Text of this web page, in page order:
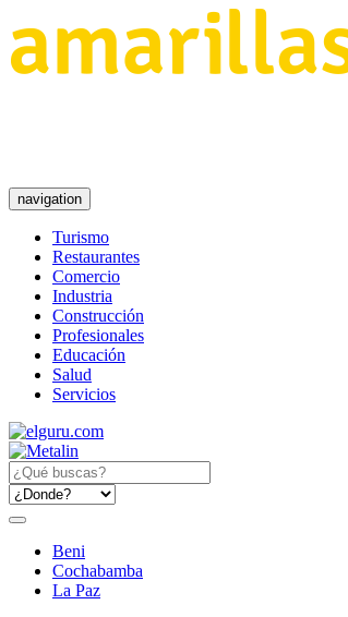
navigation
Turismo
Restaurantes
Comercio
Industria
Construcción
Profesionales
Educación
Salud
Servicios
Beni
Cochabamba
La Paz